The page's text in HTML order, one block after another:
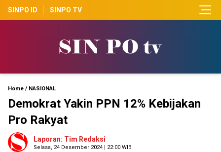
SINPO ID SINPO TV
Home / NASIONAL
Demokrat Yakin PPN 12% Kebijakan
Pro Rakyat
Laporan: Tim Redaksi
Selasa, 24 Desember 2024 | 22:00 WIB